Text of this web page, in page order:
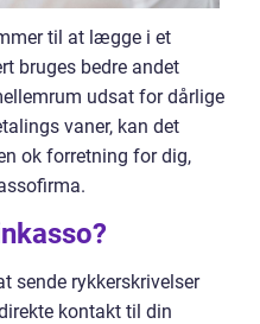
til at lægge i et
bruges bedre andet
udsat for dårlige
vaner, kan det
ok forretning for dig,
sende rykkerskrivelser
kontakt til din